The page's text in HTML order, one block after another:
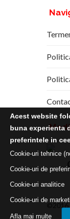
Acest website
buna experienta
preferintele in
Cookie-uri tehnice
Cookie-uri de
Cookie-uri analitice
Cookie-uri de
Afla mai multe